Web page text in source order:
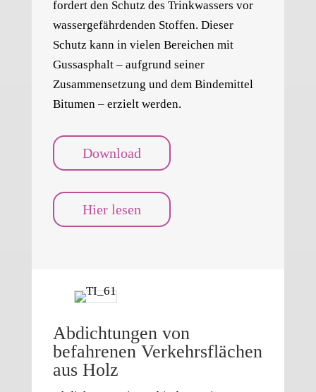
fordert den Schutz des Trinkwassers vor
wassergefährdenden Stoffen. Dieser
Schutz kann in vielen Bereichen mit
Gussasphalt – aufgrund seiner
Zusammensetzung und dem Bindemittel
Bitumen – erzielt werden.
Download
Hier lesen
Abdichtungen von
befahrenen Verkehrsflächen
aus Holz